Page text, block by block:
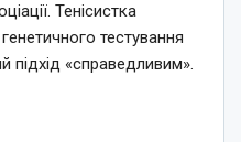
Тенісистка
тестування
підхід «справедливим».